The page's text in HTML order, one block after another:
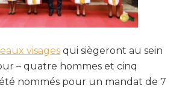
visages qui siègeront au sein
– quatre hommes et cinq
nommés pour un mandat de 7